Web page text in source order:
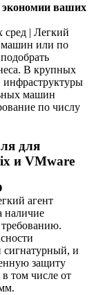
экономии ваших
сред | Легкий
машин или по
В крупных
инфраструктуры
машин
по числу
для
и VMware
агент
наличие
сигнатурный, и
защиту
том числе от